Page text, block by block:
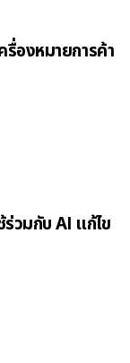
องหมายการค้า
วมกับ AI แก้ไข